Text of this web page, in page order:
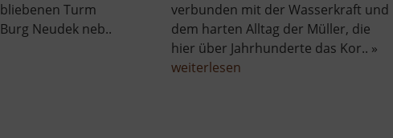
Turm
Neudek neb..
verbunden mit der Wasserkraft und
dem harten Alltag der Müller, die
hier über Jahrhunderte das Kor.. »
weiterlesen